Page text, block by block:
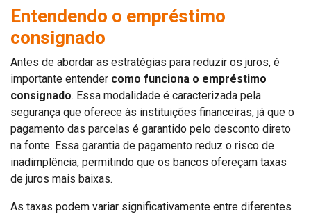
Entendendo o empréstimo
consignado
Antes de abordar as estratégias para reduzir os juros, é
importante entender como funciona o empréstimo
consignado. Essa modalidade é caracterizada pela
segurança que oferece às instituições financeiras, já que o
pagamento das parcelas é garantido pelo desconto direto
na fonte. Essa garantia de pagamento reduz o risco de
inadimplência, permitindo que os bancos ofereçam taxas
de juros mais baixas.
As taxas podem variar significativamente entre diferentes